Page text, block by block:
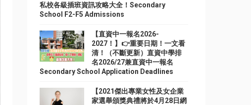
私校各級插班資訊攻略大全！Secondary
School F2-F5 Admissions
【直資中一報名2026-
2027！】👉重要日期！一文看
清！（不斷更新）直資中學排
名2026/27兼直資中一報名
Secondary School Application Deadlines
【2021傑出專業女性及女企業
家選舉頒獎典禮將於4月28日網